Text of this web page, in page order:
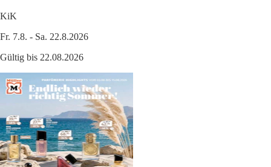
KiK
Fr. 7.8. - Sa. 22.8.2026
Gültig bis 22.08.2026